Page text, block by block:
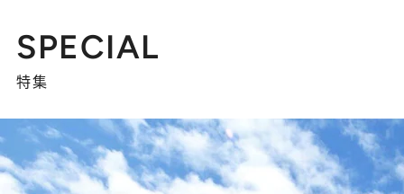
SPECIAL
特集